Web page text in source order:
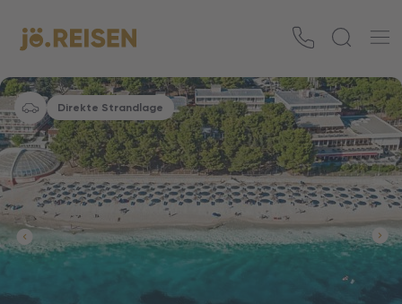
Direkte Strandlage